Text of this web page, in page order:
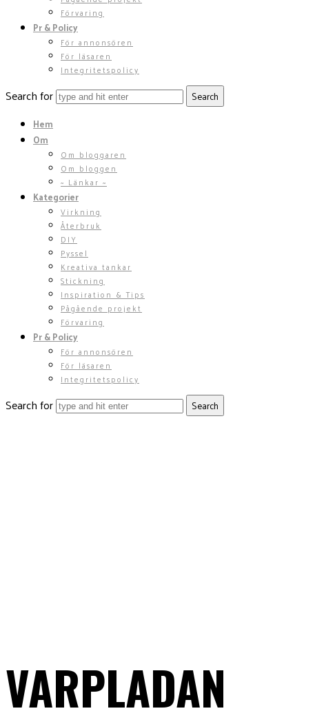
Förvaring
Pr & Policy
För annonsören
För läsaren
Integritetspolicy
Search for
Hem
Om
Om bloggaren
Om bloggen
~ Länkar ~
Kategorier
Virkning
Återbruk
DIY
Pyssel
Kreativa tankar
Stickning
Inspiration & Tips
Pågående projekt
Förvaring
Pr & Policy
För annonsören
För läsaren
Integritetspolicy
Search for
VARPLADAN